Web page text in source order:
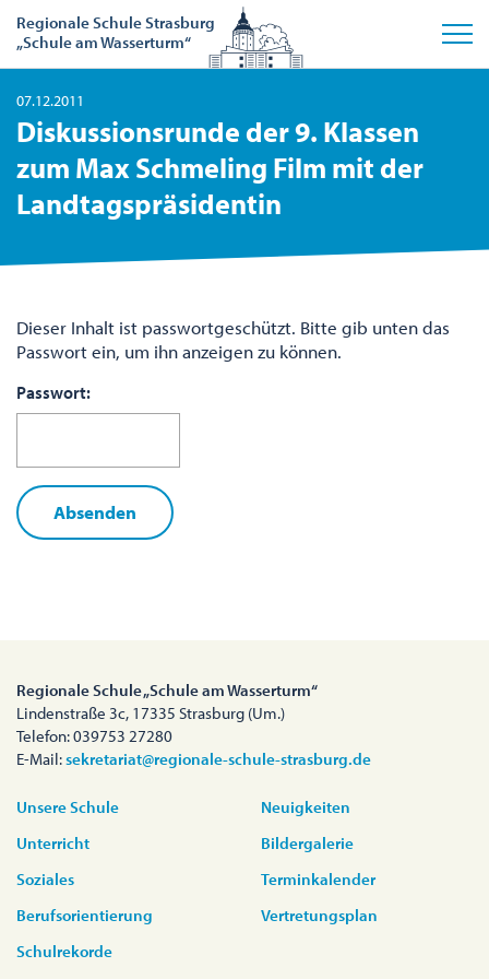
Regionale Schule Strasburg
„Schule am Wasserturm“
07.12.2011
Diskussionsrunde der 9. Klassen
zum Max Schmeling Film mit der
Landtagspräsidentin
Dieser Inhalt ist passwortgeschützt. Bitte gib unten das
Passwort ein, um ihn anzeigen zu können.
Passwort:
Unsere Schule
Unterricht
Soziales
Berufsorientierung
Schulrekorde
Neuigkeiten
Bildergalerie
Terminkalender
Vertretungsplan
Regionale Schule „Schule am Wasserturm“
Lindenstraße 3c, 17335 Strasburg (Um.)
Telefon: 039753 27280
E-Mail:sekretariat@regionale-schule-strasburg.de